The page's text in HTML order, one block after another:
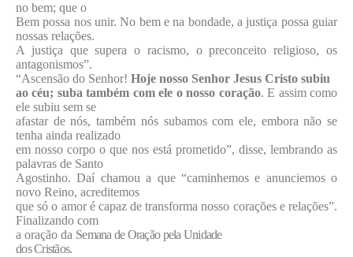
no bem; que o
Bem possa nos unir. No bem e na bondade, a justiça possa guiar
nossas relações.
A justiça que supera o racismo, o preconceito religioso, os
antagonismos”.
“Ascensão do Senhor! Hoje nosso Senhor Jesus Cristo subiu
ao céu; suba também com ele o nosso coração. E assim como
ele subiu sem se
afastar de nós, também nós subamos com ele, embora não se
tenha ainda realizado
em nosso corpo o que nos está prometido”, disse, lembrando as
palavras de Santo
Agostinho. Daí chamou a que “caminhemos e anunciemos o
novo Reino, acreditemos
que só o amor é capaz de transforma nosso corações e relações”.
Finalizando com
a oração da Semana de Oração pela Unidade
dos Cristãos.